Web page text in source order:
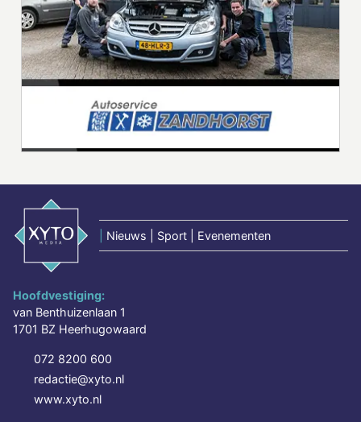
Nieuws | Sport | Evenementen
Hoofdvestiging:
van Benthuizenlaan 1
1701 BZ Heerhugowaard
072 8200 600
redactie@xyto.nl
www.xyto.nl